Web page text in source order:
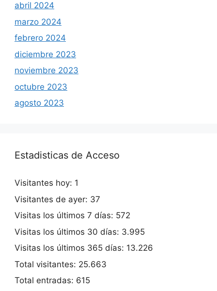
abril 2024
marzo 2024
febrero 2024
diciembre 2023
noviembre 2023
octubre 2023
agosto 2023
Estadisticas de Acceso
Visitantes hoy: 1
Visitantes de ayer: 37
Visitas los últimos 7 días: 572
Visitas los últimos 30 días: 3.995
Visitas los últimos 365 días: 13.226
Total visitantes: 25.663
Total entradas: 615